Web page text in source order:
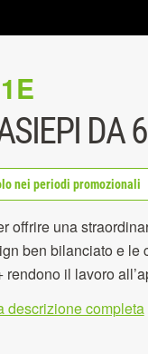
DA
nei periodi promozionali
offrire una
ben bilanciato e
rendono il lavoro
descrizione completa